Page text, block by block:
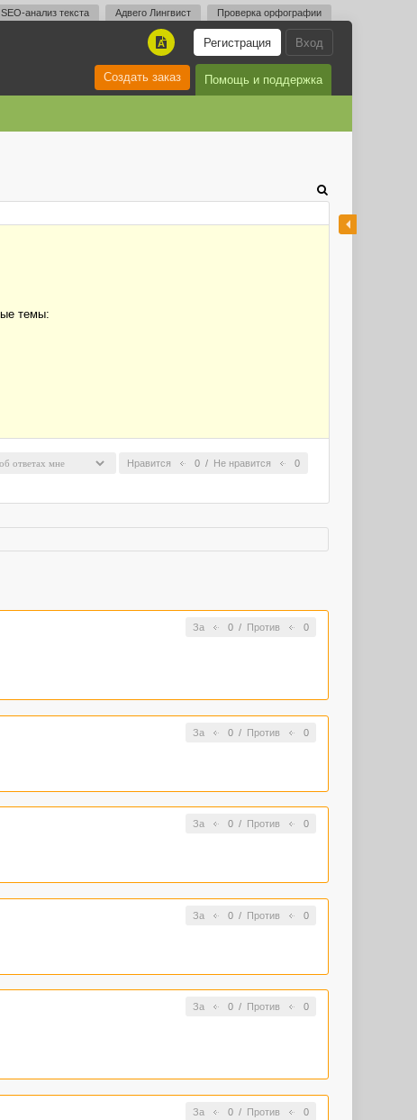
SEO-анализ текста Адвего Лингвист Проверка орфографии
Вход
Регистрация
A
Помощь и поддержка
Создать заказ
темы:
Нравится 0 / Не нравится 0
За 0/ Против 0
За 0/ Против 0
За 0/ Против 0
За 0/ Против 0
За 0/ Против 0
За 0/ Против 0